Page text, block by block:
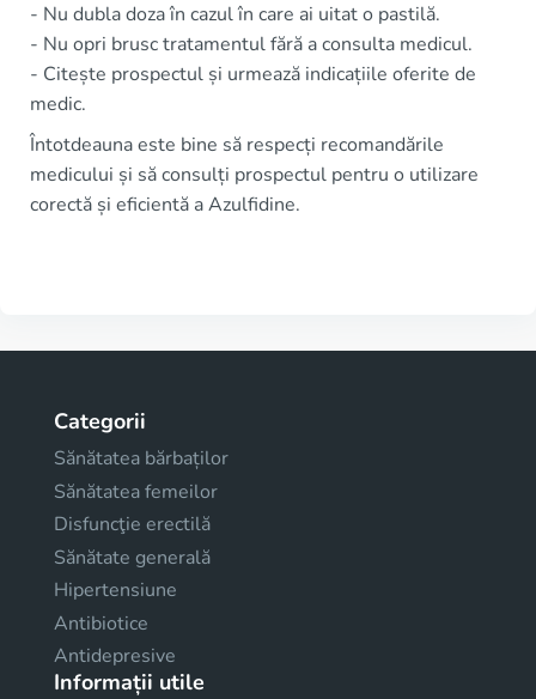
- Nu dubla doza în cazul în care ai uitat o pastilă.
- Nu opri brusc tratamentul fără a consulta medicul.
- Citește prospectul și urmează indicațiile oferite de
medic.
Întotdeauna este bine să respecți recomandările
medicului și să consulți prospectul pentru o utilizare
corectă și eficientă a Azulfidine.
Categorii
Sănătatea bărbaților
Sănătatea femeilor
Disfuncţie erectilă
Sănătate generală
Hipertensiune
Antibiotice
Antidepresive
Informații utile